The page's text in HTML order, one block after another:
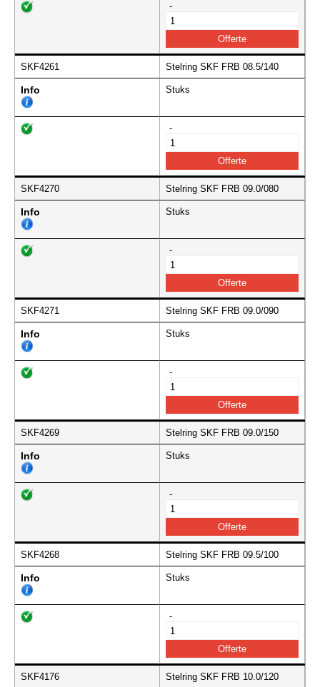
-
SKF4261 Stelring SKF FRB 08.5/140
Info Stuks
-
SKF4270 Stelring SKF FRB 09.0/080
Info Stuks
-
SKF4271 Stelring SKF FRB 09.0/090
Info Stuks
-
SKF4269 Stelring SKF FRB 09.0/150
Info Stuks
-
SKF4268 Stelring SKF FRB 09.5/100
Info Stuks
-
SKF4176 Stelring SKF FRB 10.0/120